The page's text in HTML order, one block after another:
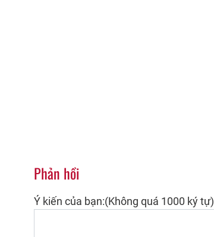
Phản hồi
Ý kiến của bạn:(Không quá 1000 ký tự)